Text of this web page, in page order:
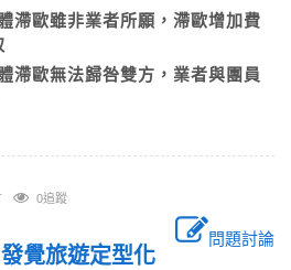
滯歐雖非業者所願，滯歐增加費
滯歐無法歸咎雙方，業者與團員
0追蹤
問題討論
覺旅遊定型化